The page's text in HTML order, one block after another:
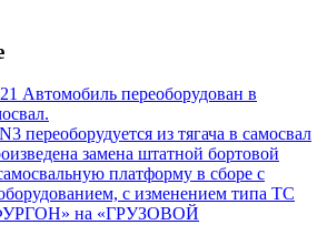
Автомобиль переоборудован в
переоборудуется из тягача в самосвал
замена штатной бортовой
платформу в сборе с
с изменением типа ТС
на «ГРУЗОВОЙ